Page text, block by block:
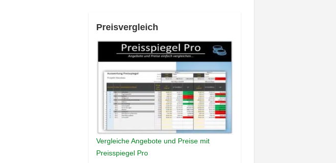
Preisvergleich
Vergleiche Angebote und Preise mit
Preisspiegel Pro